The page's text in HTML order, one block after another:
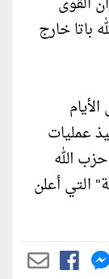
باتا خارج
عمليات
الله
التي أعلن